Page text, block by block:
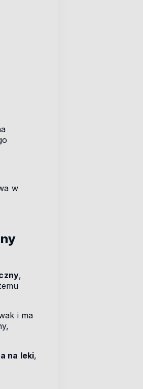
w
,
i ma
na leki,